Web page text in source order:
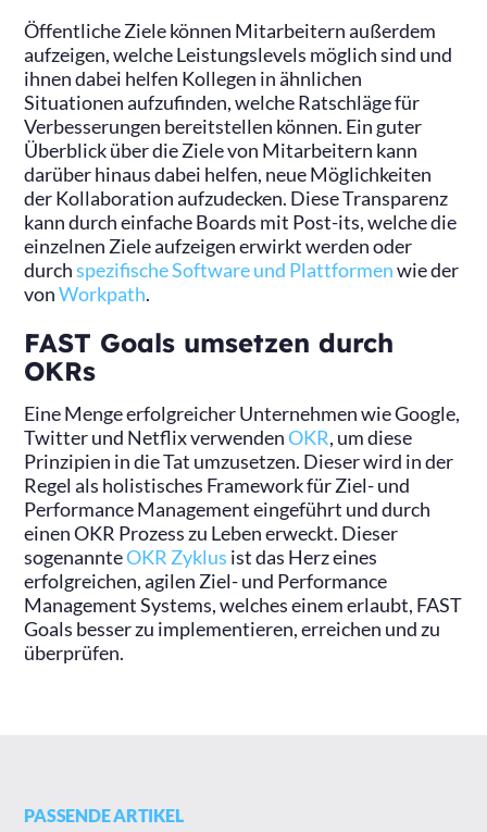
Öffentliche Ziele können Mitarbeitern außerdem
aufzeigen, welche Leistungslevels möglich sind und
ihnen dabei helfen Kollegen in ähnlichen
Situationen aufzufinden, welche Ratschläge für
Verbesserungen bereitstellen können. Ein guter
Überblick über die Ziele von Mitarbeitern kann
darüber hinaus dabei helfen, neue Möglichkeiten
der Kollaboration aufzudecken. Diese Transparenz
kann durch einfache Boards mit Post-its, welche die
einzelnen Ziele aufzeigen erwirkt werden oder
durchspezifische Software und Plattformenwie der
vonWorkpath.
FAST Goals umsetzen durch
OKRs
Eine Menge erfolgreicher Unternehmen wie Google,
Twitter und Netflix verwendenOKR, um diese
Prinzipien in die Tat umzusetzen. Dieser wird in der
Regel als holistisches Framework für Ziel- und
Performance Management eingeführt und durch
einen OKR Prozess zu Leben erweckt. Dieser
sogenannteOKR Zyklus ist das Herz eines
erfolgreichen, agilen Ziel- und Performance
Management Systems, welches einem erlaubt, FAST
Goals besser zu implementieren, erreichen und zu
überprüfen.
PASSENDE ARTIKEL